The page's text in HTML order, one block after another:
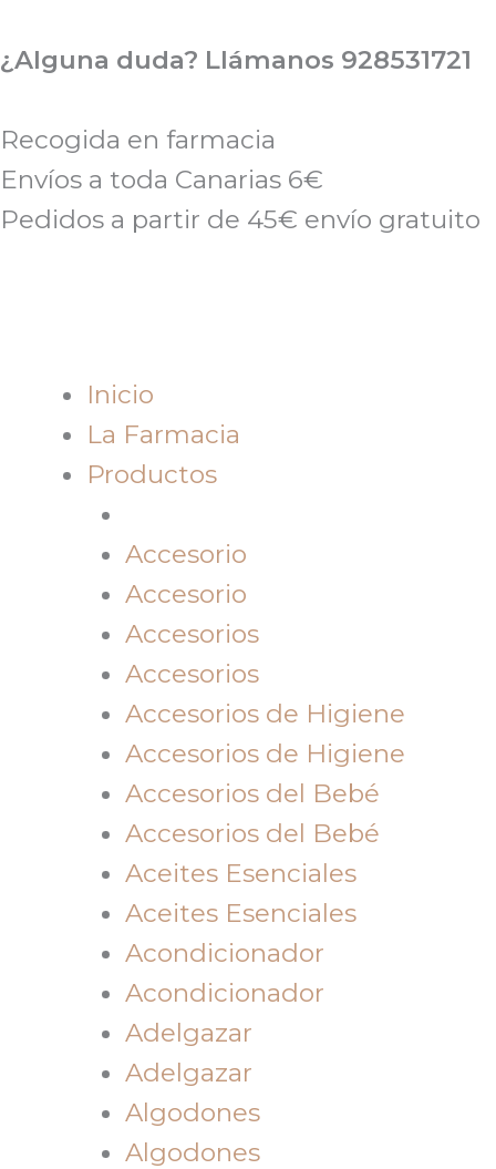
al
¿Alguna duda? Llámanos 928531721
Recogida en farmacia
Envíos a toda Canarias 6€
Pedidos a partir de 45€ envío gratuito
Inicio
La Farmacia
Productos
Accesorio
Accesorio
Accesorios
Accesorios
Accesorios de Higiene
Accesorios de Higiene
Accesorios del Bebé
Accesorios del Bebé
Aceites Esenciales
Aceites Esenciales
Acondicionador
Acondicionador
Adelgazar
Adelgazar
Algodones
Algodones